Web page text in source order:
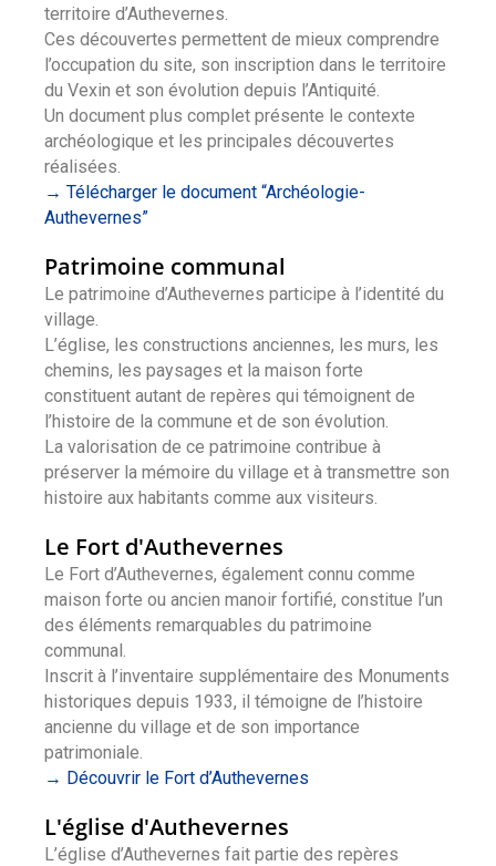
territoire d’Authevernes.
Ces découvertes permettent de mieux comprendre
l’occupation du site, son inscription dans le territoire
du Vexin et son évolution depuis l’Antiquité.
Un document plus complet présente le contexte
archéologique et les principales découvertes
réalisées.
→ Télécharger le document “Archéologie-
Authevernes”
Patrimoine communal
Le patrimoine d’Authevernes participe à l’identité du
village.
L’église, les constructions anciennes, les murs, les
chemins, les paysages et la maison forte
constituent autant de repères qui témoignent de
l’histoire de la commune et de son évolution.
La valorisation de ce patrimoine contribue à
préserver la mémoire du village et à transmettre son
histoire aux habitants comme aux visiteurs.
Le Fort d'Authevernes
Le Fort d’Authevernes, également connu comme
maison forte ou ancien manoir fortifié, constitue l’un
des éléments remarquables du patrimoine
communal.
Inscrit à l’inventaire supplémentaire des Monuments
historiques depuis 1933, il témoigne de l’histoire
ancienne du village et de son importance
patrimoniale.
→ Découvrir le Fort d’Authevernes
L'église d'Authevernes
L’église d’Authevernes fait partie des repères